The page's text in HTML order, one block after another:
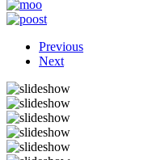
Previous
Next